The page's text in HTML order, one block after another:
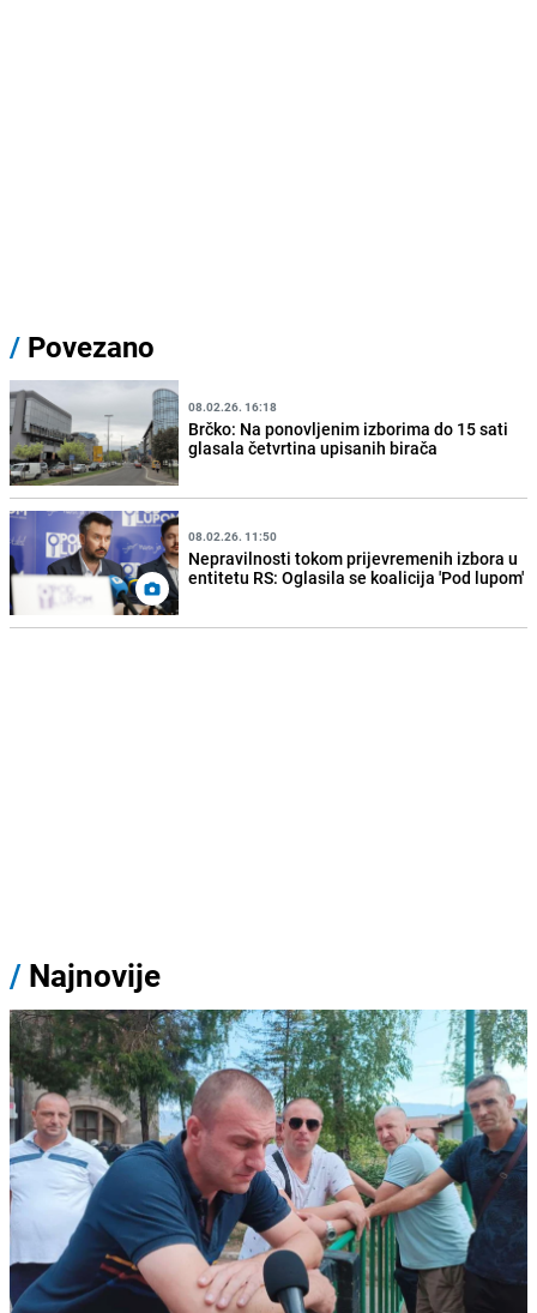
/ Povezano
08.02.26. 16:18
Brčko: Na ponovljenim izborima do 15 sati
glasala četvrtina upisanih birača
08.02.26. 11:50
Nepravilnosti tokom prijevremenih izbora u
entitetu RS: Oglasila se koalicija 'Pod lupom'
/ Najnovije